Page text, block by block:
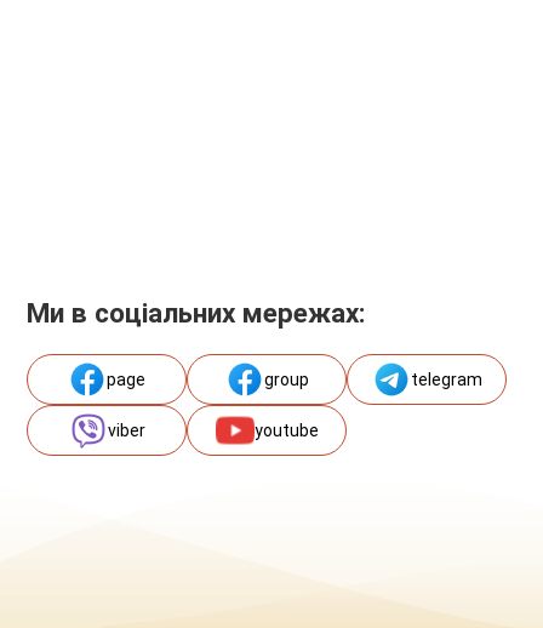
Ми в соціальних мережах:
page group telegram
viber youtube